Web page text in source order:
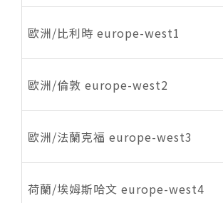
歐洲/比利時 europe-west1
歐洲/倫敦 europe-west2
歐洲/法蘭克福 europe-west3
荷蘭/埃姆斯哈文 europe-west4